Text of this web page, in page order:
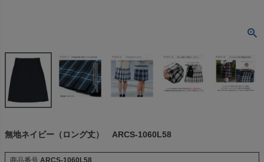
無地ネイビー（ロング丈） ARCS-1060L58
商品番号 ARCS-1060L58